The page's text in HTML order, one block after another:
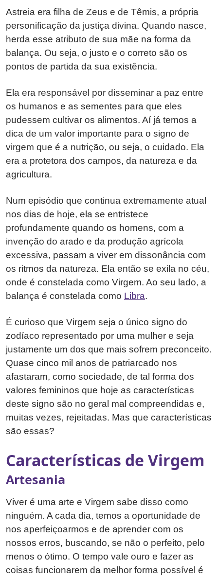
Astreia era filha de Zeus e de Têmis, a própria
personificação da justiça divina. Quando nasce,
herda esse atributo de sua mãe na forma da
balança. Ou seja, o justo e o correto são os
pontos de partida da sua existência.
Ela era responsável por disseminar a paz entre
os humanos e as sementes para que eles
pudessem cultivar os alimentos. Aí já temos a
dica de um valor importante para o signo de
virgem que é a nutrição, ou seja, o cuidado. Ela
era a protetora dos campos, da natureza e da
agricultura.
Num episódio que continua extremamente atual
nos dias de hoje, ela se entristece
profundamente quando os homens, com a
invenção do arado e da produção agrícola
excessiva, passam a viver em dissonância com
os ritmos da natureza. Ela então se exila no céu,
onde é constelada como Virgem. Ao seu lado, a
balança é constelada como Libra.
É curioso que Virgem seja o único signo do
zodíaco representado por uma mulher e seja
justamente um dos que mais sofrem preconceito.
Quase cinco mil anos de patriarcado nos
afastaram, como sociedade, de tal forma dos
valores femininos que hoje as características
deste signo são no geral mal compreendidas e,
muitas vezes, rejeitadas. Mas que características
são essas?
Características de Virgem
Artesania
Viver é uma arte e Virgem sabe disso como
ninguém. A cada dia, temos a oportunidade de
nos aperfeiçoarmos e de aprender com os
nossos erros, buscando, se não o perfeito, pelo
menos o ótimo. O tempo vale ouro e fazer as
coisas funcionarem da melhor forma possível é